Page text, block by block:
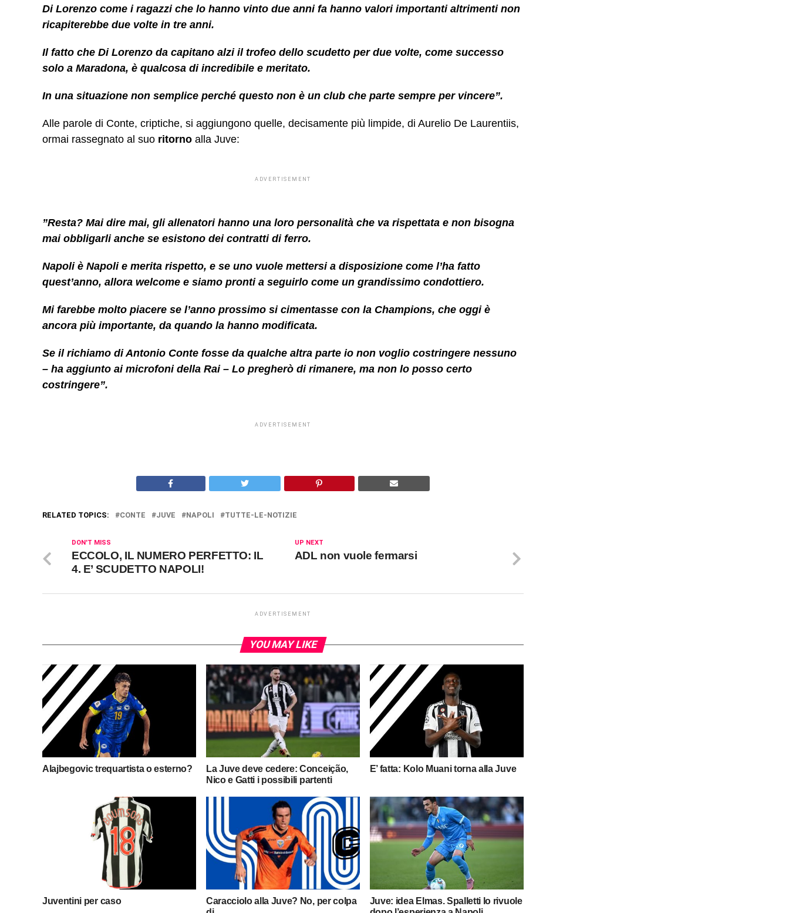
Di Lorenzo come i ragazzi che lo hanno vinto due anni fa hanno valori importanti altrimenti non
ricapiterebbe due volte in tre anni.
Il fatto che Di Lorenzo da capitano alzi il trofeo dello scudetto per due volte, come successo
solo a Maradona, è qualcosa di incredibile e meritato.
In una situazione non semplice perché questo non è un club che parte sempre per vincere”.
Alle parole di Conte, criptiche, si aggiungono quelle, decisamente più limpide, di Aurelio De Laurentiis,
ormai rassegnato al suo ritorno alla Juve:
ADVERTISEMENT
”Resta? Mai dire mai, gli allenatori hanno una loro personalità che va rispettata e non bisogna
mai obbligarli anche se esistono dei contratti di ferro.
Napoli è Napoli e merita rispetto, e se uno vuole mettersi a disposizione come l’ha fatto
quest’anno, allora welcome e siamo pronti a seguirlo come un grandissimo condottiero.
Mi farebbe molto piacere se l’anno prossimo si cimentasse con la Champions, che oggi è
ancora più importante, da quando la hanno modificata.
Se il richiamo di Antonio Conte fosse da qualche altra parte io non voglio costringere nessuno
– ha aggiunto ai microfoni della Rai – Lo pregherò di rimanere, ma non lo posso certo
costringere”.
ADVERTISEMENT
RELATED TOPICS: CONTE JUVE NAPOLI TUTTE-LE-NOTIZIE
UP NEXT
ADL non vuole fermarsi
DON'T MISS
ECCOLO, IL NUMERO PERFETTO: IL
4. E’ SCUDETTO NAPOLI!
ADVERTISEMENT
YOU MAY LIKE
Alajbegovic trequartista o esterno?
La Juve deve cedere: Conceição,
Nico e Gatti i possibili partenti
E’ fatta: Kolo Muani torna alla Juve
Juventini per caso
Caracciolo alla Juve? No, per colpa
Juve: idea Elmas. Spalletti lo rivuole